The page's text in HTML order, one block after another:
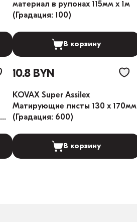
материал в рулонах 115мм х 1м
(Градация: 100)
В корзину
10.8 BYN
KOVAX Super Assilex
Матирующие листы 130 х 170мм
(Градация: 600)
В корзину